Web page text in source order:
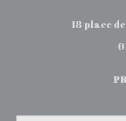
18 place